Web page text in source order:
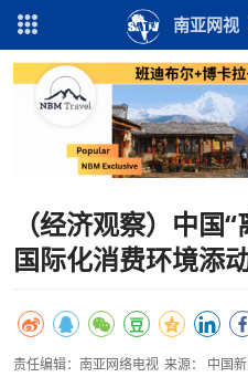
南亚网视
（经济观察）中国
国际化消费环境添
责任编辑：南亚网络电视 来源： 中国